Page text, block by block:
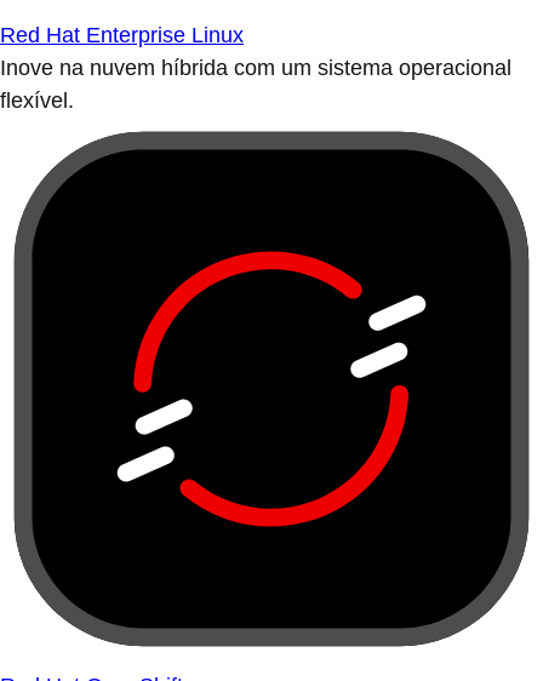
Red Hat Enterprise Linux
Inove na nuvem híbrida com um sistema operacional
flexível.